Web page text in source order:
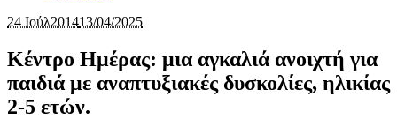
24 Ιούλ201413/04/2025
Κέντρο Ημέρας: μια αγκαλιά ανοιχτή για
παιδιά με αναπτυξιακές δυσκολίες, ηλικίας
2-5 ετών.